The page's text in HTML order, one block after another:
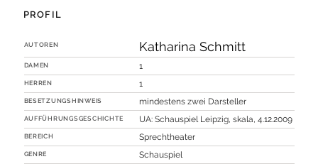
PROFIL
AUTOREN Katharina Schmitt
DAMEN 1
HERREN 1
BESETZUNGSHINWEIS mindestens zwei Darsteller
AUFFÜHRUNGSGESCHICHTE UA: Schauspiel Leipzig, skala, 4.12.2009
BEREICH Sprechtheater
GENRE Schauspiel